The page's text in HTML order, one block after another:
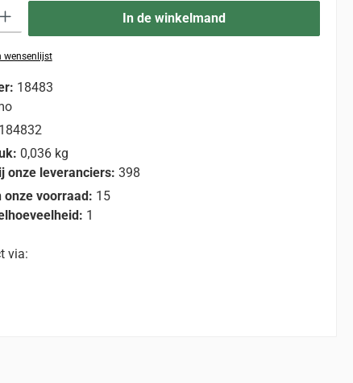
Voer de gewenste hoeveelheid in of gebruik de knoppen om de
In de winkelmand
wensenlijst
18483
0,036 kg
onze leveranciers: 398
onze voorraad: 15
1
via: